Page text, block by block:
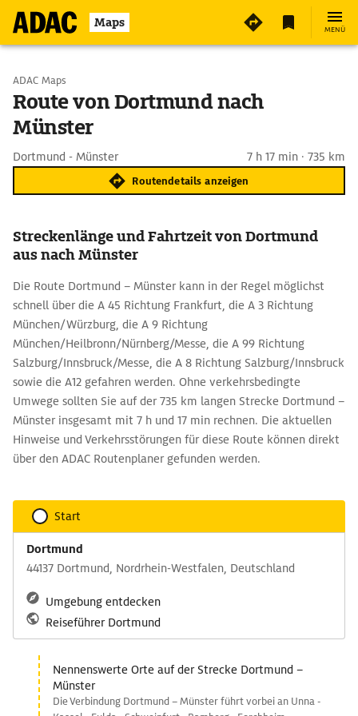
Maps MENÜ
Start wählen
Ziel eingeben
ADAC Maps
Route von Dortmund nach
Münster
Dortmund - Münster 7 h 17 min · 735 km
Routendetails anzeigen
Streckenlänge und Fahrtzeit von Dortmund
aus nach Münster
Die Route Dortmund – Münster kann in der Regel möglichst
schnell über die A 45 Richtung Frankfurt, die A 3 Richtung
München/Würzburg, die A 9 Richtung
München/Heilbronn/Nürnberg/Messe, die A 99 Richtung
Salzburg/Innsbruck/Messe, die A 8 Richtung Salzburg/Innsbruck
sowie die A12 gefahren werden. Ohne verkehrsbedingte
Umwege sollten Sie auf der 735 km langen Strecke Dortmund –
Münster insgesamt mit 7 h und 17 min rechnen. Die aktuellen
Hinweise und Verkehrsstörungen für diese Route können direkt
über den ADAC Routenplaner gefunden werden.
Start
Dortmund
44137 Dortmund, Nordrhein-Westfalen, Deutschland
Umgebung entdecken
Reiseführer Dortmund
Nennenswerte Orte auf der Strecke Dortmund –
Münster
Die Verbindung Dortmund – Münster führt vorbei an Unna -